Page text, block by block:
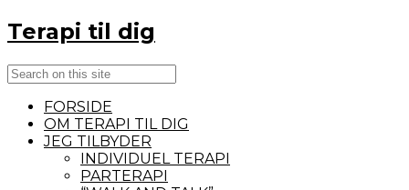
Terapi til dig
Search
Close
FORSIDE
OM TERAPI TIL DIG
JEG TILBYDER
INDIVIDUEL TERAPI
PARTERAPI